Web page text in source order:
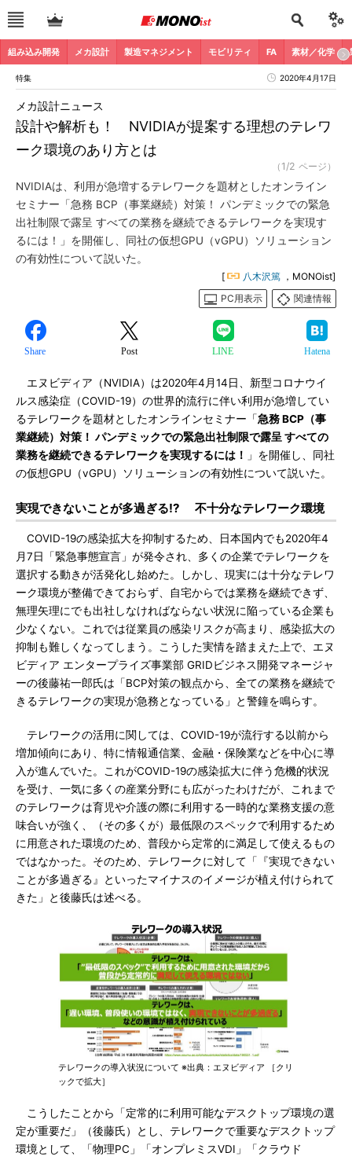
組み込み開発 メカ設計 製造マネジメント モビリティ FA 素材／化学
特集 2020年4月17日
設計や解析も！ NVIDIAが提案する理想のテレワ
ーク環境のあり方とは
メカ設計ニュース
（1/2 ページ）
NVIDIAは、利用が急増するテレワークを題材としたオンライン
セミナー「急務 BCP（事業継続）対策！ パンデミックでの緊急
出社制限で露呈 すべての業務を継続できるテレワークを実現す
るには！」を開催し、同社の仮想GPU（vGPU）ソリューション
の有効性について説いた。
[ 八木沢篤 ，MONOist]
PC用表示
関連情報
Share Post LINE Hatena
エヌビディア（NVIDIA）は2020年4月14日、新型コロナウイ
ルス感染症（COVID-19）の世界的流行に伴い利用が急増してい
るテレワークを題材としたオンラインセミナー「急務 BCP（事
業継続）対策！ パンデミックでの緊急出社制限で露呈 すべての
業務を継続できるテレワークを実現するには！
」を開催し、同社
の仮想GPU（vGPU）ソリューションの有効性について説いた。
実現できないことが多過ぎる!? 不十分なテレワーク環境
COVID-19の感染拡大を抑制するため、日本国内でも2020年4
月7日「緊急事態宣言」が発令され、多くの企業でテレワークを
選択する動きが活発化し始めた。しかし、現実には十分なテレワ
ーク環境が整備できておらず、自宅からでは業務を継続できず、
無理矢理にでも出社しなければならない状況に陥っている企業も
少なくない。これでは従業員の感染リスクが高まり、感染拡大の
抑制も難しくなってしまう。こうした実情を踏まえた上で、エヌ
ビディア エンタープライズ事業部 GRIDビジネス開発マネージャ
ーの後藤祐一郎氏は「BCP対策の観点から、全ての業務を継続で
きるテレワークの実現が急務となっている」と警鐘を鳴らす。
テレワークの活用に関しては、COVID-19が流行する以前から
増加傾向にあり、特に情報通信業、金融・保険業などを中心に導
入が進んでいた。これがCOVID-19の感染拡大に伴う危機的状況
を受け、一気に多くの産業分野にも広がったわけだが、これまで
のテレワークは育児や介護の際に利用する一時的な業務支援の意
味合いが強く、（その多くが）最低限のスペックで利用するため
に用意された環境のため、普段から定常的に満足して使えるもの
ではなかった。そのため、テレワークに対して「『実現できない
ことが多過ぎる』といったマイナスのイメージが植え付けられて
きた」と後藤氏は述べる。
テレワークの導入状況について ※出典：エヌビディア ［クリ
ックで拡大］
こうしたことから「定常的に利用可能なデスクトップ環境の選
定が重要だ」（後藤氏）とし、テレワークで重要なデスクトップ
環境として、「物理PC」「オンプレミスVDI」「クラウド